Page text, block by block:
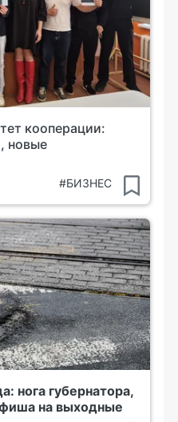
кооперации:
новые
#БИЗНЕС
нога губернатора,
на выходные